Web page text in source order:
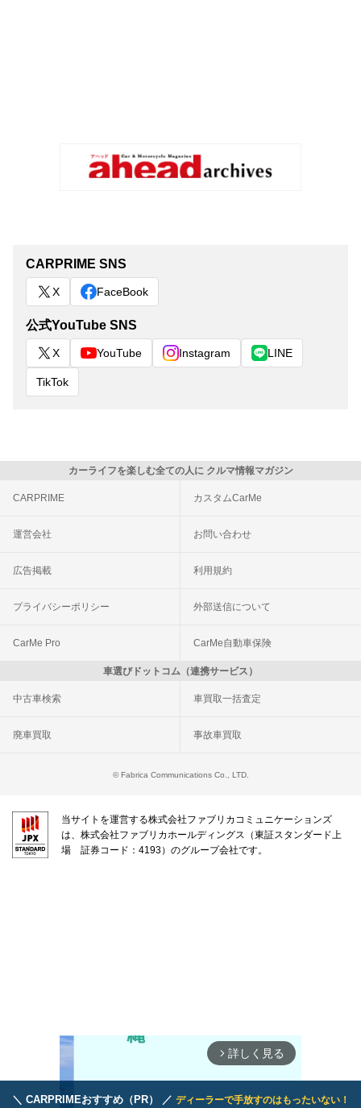
＼ CARPRIMEおすすめ（PR） ／ ディーラーで手放すのはもったいない！
CARPRIME SNS
X FaceBook
公式YouTube SNS
X YouTube Instagram LINE
TikTok
カーライフを楽しむ全ての人に クルマ情報マガジン
CARPRIME カスタムCarMe
運営会社 お問い合わせ
広告掲載 利用規約
プライバシーポリシー 外部送信について
CarMe Pro CarMe自動車保険
車選びドットコム（連携サービス）
中古車検索 車買取一括査定
廃車買取 事故車買取
© Fabrica Communications Co., LTD.
当サイトを運営する株式会社ファブリカコミュニケーションズ
は、株式会社ファブリカホールディングス（東証スタンダード上
場 証券コード：4193）のグループ会社です。
arrow_forward_ios 詳しく見る